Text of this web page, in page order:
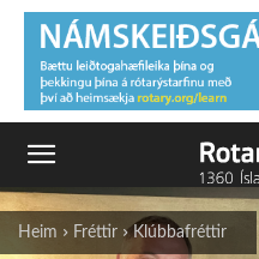
Heim Fréttir Klúbbafréttir